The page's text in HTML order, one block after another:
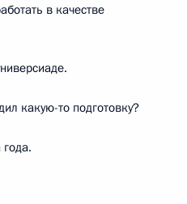
в качестве
какую-то подготовку?